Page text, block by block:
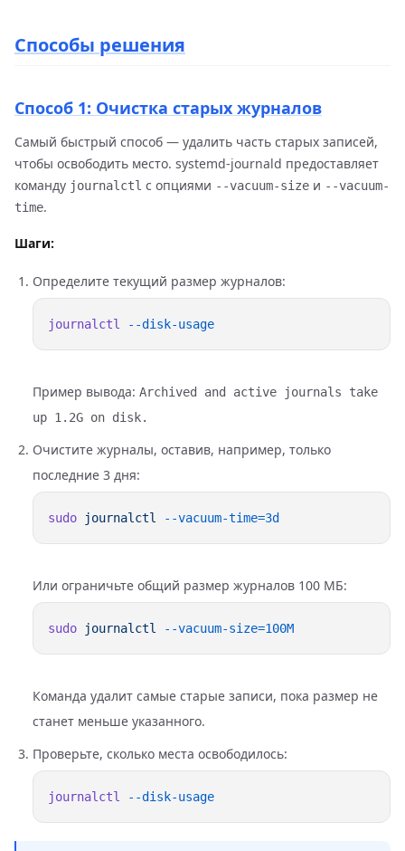
Способы решения
Способ 1: Очистка старых журналов
Самый быстрый способ — удалить часть старых записей,
чтобы освободить место. systemd-journald предоставляет
команду journalctl с опциями --vacuum-size и --vacuum-
time.
Шаги:
Определите текущий размер журналов:
journalctl
Пример вывода: Archived and active journals take
up 1.2G on disk.
Очистите журналы, оставив, например, только
последние 3 дня:
sudo journalctl
Или ограничьте общий размер журналов 100 МБ:
sudo journalctl
Команда удалит самые старые записи, пока размер не
станет меньше указанного.
Проверьте, сколько места освободилось:
journalctl